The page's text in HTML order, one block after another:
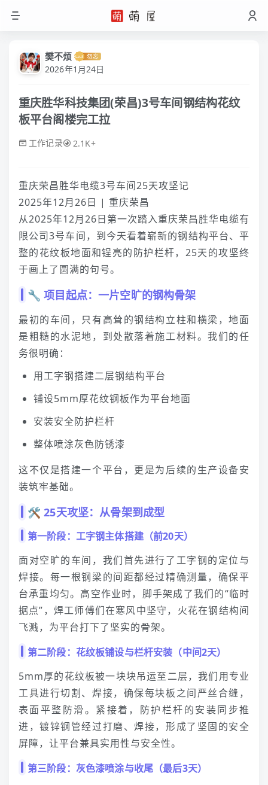
樊不烦
2026年1月24日
重庆胜华科技集团(荣昌)3号车间钢结构花纹
板平台阁楼完工拉
工作记录 2.1K+
重庆荣昌胜华电缆3号车间25天攻坚记
2025年12月26日 | 重庆荣昌
从2025年12月26日第一次踏入重庆荣昌胜华电缆有
限公司3号车间，到今天看着崭新的钢结构平台、平
整的花纹板地面和锃亮的防护栏杆，25天的攻坚终
于画上了圆满的句号。
🔧 项目起点：一片空旷的钢构骨架
最初的车间，只有高耸的钢结构立柱和横梁，地面
是粗糙的水泥地，到处散落着施工材料。我们的任
务很明确：
用工字钢搭建二层钢结构平台
铺设5mm厚花纹钢板作为平台地面
安装安全防护栏杆
整体喷涂灰色防锈漆
这不仅是搭建一个平台，更是为后续的生产设备安
装筑牢基础。
🛠️ 25天攻坚：从骨架到成型
第一阶段：工字钢主体搭建（前20天）
面对空旷的车间，我们首先进行了工字钢的定位与
焊接。每一根钢梁的间距都经过精确测量，确保平
台承重均匀。高空作业时，脚手架成了我们的“临时
据点”，焊工师傅们在寒风中坚守，火花在钢结构间
飞溅，为平台打下了坚实的骨架。
第二阶段：花纹板铺设与栏杆安装（中间2天）
5mm厚的花纹板被一块块吊运至二层，我们用专业
工具进行切割、焊接，确保每块板之间严丝合缝，
表面平整防滑。紧接着，防护栏杆的安装同步推
进，镀锌钢管经过打磨、焊接，形成了坚固的安全
屏障，让平台兼具实用性与安全性。
第三阶段：灰色漆喷涂与收尾（最后3天）